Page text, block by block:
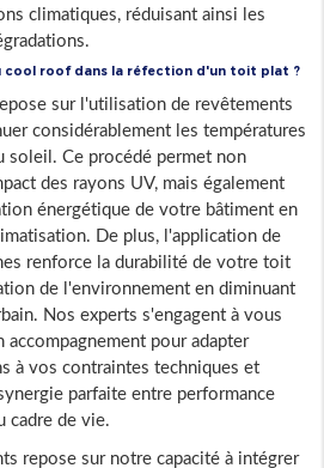
climatiques, réduisant ainsi les
cool roof dans la réfection d'un toit plat ?
sur l'utilisation de revêtements
considérablement les températures
soleil. Ce procédé permet non
des rayons UV, mais également
énergétique de votre bâtiment en
De plus, l'application de
renforce la durabilité de votre toit
de l'environnement en diminuant
Nos experts s'engagent à vous
pour adapter
à vos contraintes techniques et
parfaite entre performance
cadre de vie.
repose sur notre capacité à intégrer